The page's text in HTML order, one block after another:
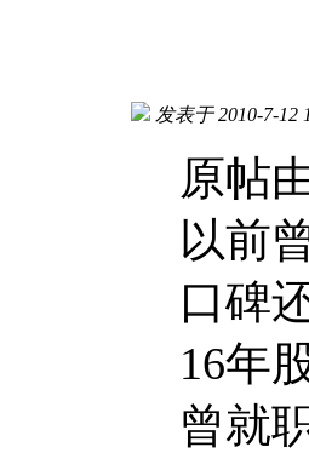
发表于 2010-7-12
原帖
以前
口碑
16年
曾就